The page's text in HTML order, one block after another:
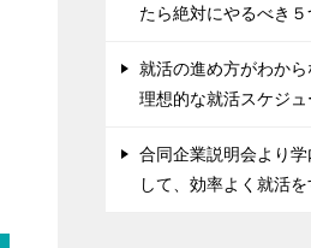
たら絶対にやるべき５
就活の進め方がわから
理想的な就活スケジュ
合同企業説明会より
して、効率よく就活を